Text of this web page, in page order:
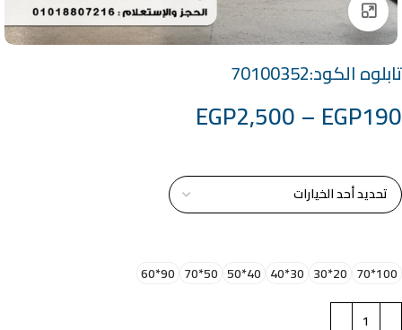
Click to enlarge
تابلوه الكود:70100352
EGP190
–
EGP2,500
100*70
20*30
30*40
40*50
50*70
90*60